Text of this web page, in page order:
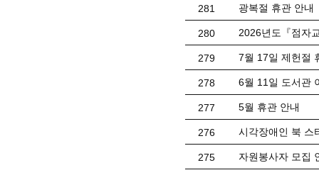
281 광복절 휴관 안내
280 2026년도『점자
279 7월 17일 제헌절
278 6월 11일 도서관
277 5월 휴관 안내
276 시각장애인 북 스
275 자원봉사자 모집